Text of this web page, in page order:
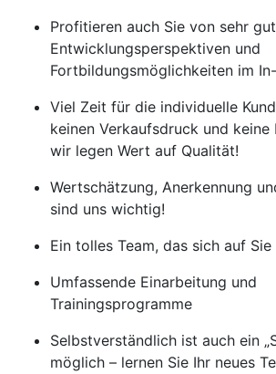
Profitieren auch Sie von sehr
Entwicklungsperspektiven und
Fortbildungsmöglichkeiten im
Viel Zeit für die individuelle
keinen Verkaufsdruck und keine
wir legen Wert auf Qualität!
Wertschätzung, Anerkennung
sind uns wichtig!
Ein tolles Team, das sich auf
Umfassende Einarbeitung und
Trainingsprogramme
Selbstverständlich ist auch ein
möglich – lernen Sie Ihr neues